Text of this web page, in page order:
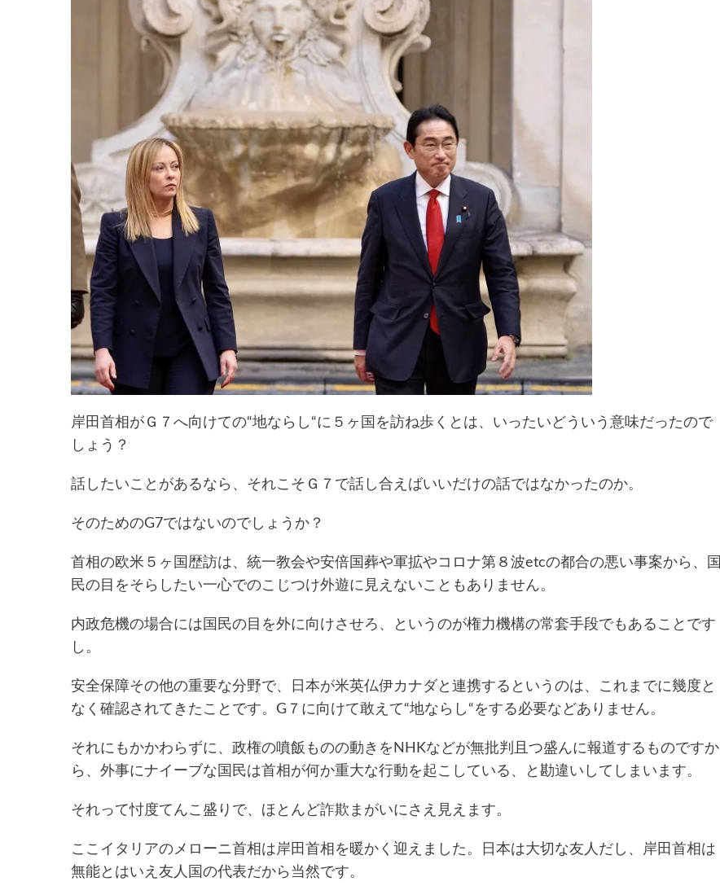
岸田首相がＧ７へ向けての“地ならし“に５ヶ国を訪ね歩くとは、いったいどういう意味だったので
しょう？
話したいことがあるなら、それこそＧ７で話し合えばいいだけの話ではなかったのか。
そのためのG7ではないのでしょうか？
首相の欧米５ヶ国歴訪は、統一教会や安倍国葬や軍拡やコロナ第８波etcの都合の悪い事案から、国
民の目をそらしたい一心でのこじつけ外遊に見えないこともありません。
内政危機の場合には国民の目を外に向けさせろ、というのが権力機構の常套手段でもあることです
し。
安全保障その他の重要な分野で、日本が米英仏伊カナダと連携するというのは、これまでに幾度と
なく確認されてきたことです。G７に向けて敢えて“地ならし“をする必要などありません。
それにもかかわらずに、政権の噴飯ものの動きをNHKなどが無批判且つ盛んに報道するものですか
ら、外事にナイーブな国民は首相が何か重大な行動を起こしている、と勘違いしてしまいます。
それって忖度てんこ盛りで、ほとんど詐欺まがいにさえ見えます。
ここイタリアのメローニ首相は岸田首相を暖かく迎えました。日本は大切な友人だし、岸田首相は
無能とはいえ友人国の代表だから当然です。